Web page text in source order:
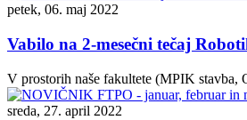
petek, 06. maj 2022
Vabilo na 2-mesečni tečaj
V prostorih naše fakultete (MPIK stavba,
sreda, 27. april 2022